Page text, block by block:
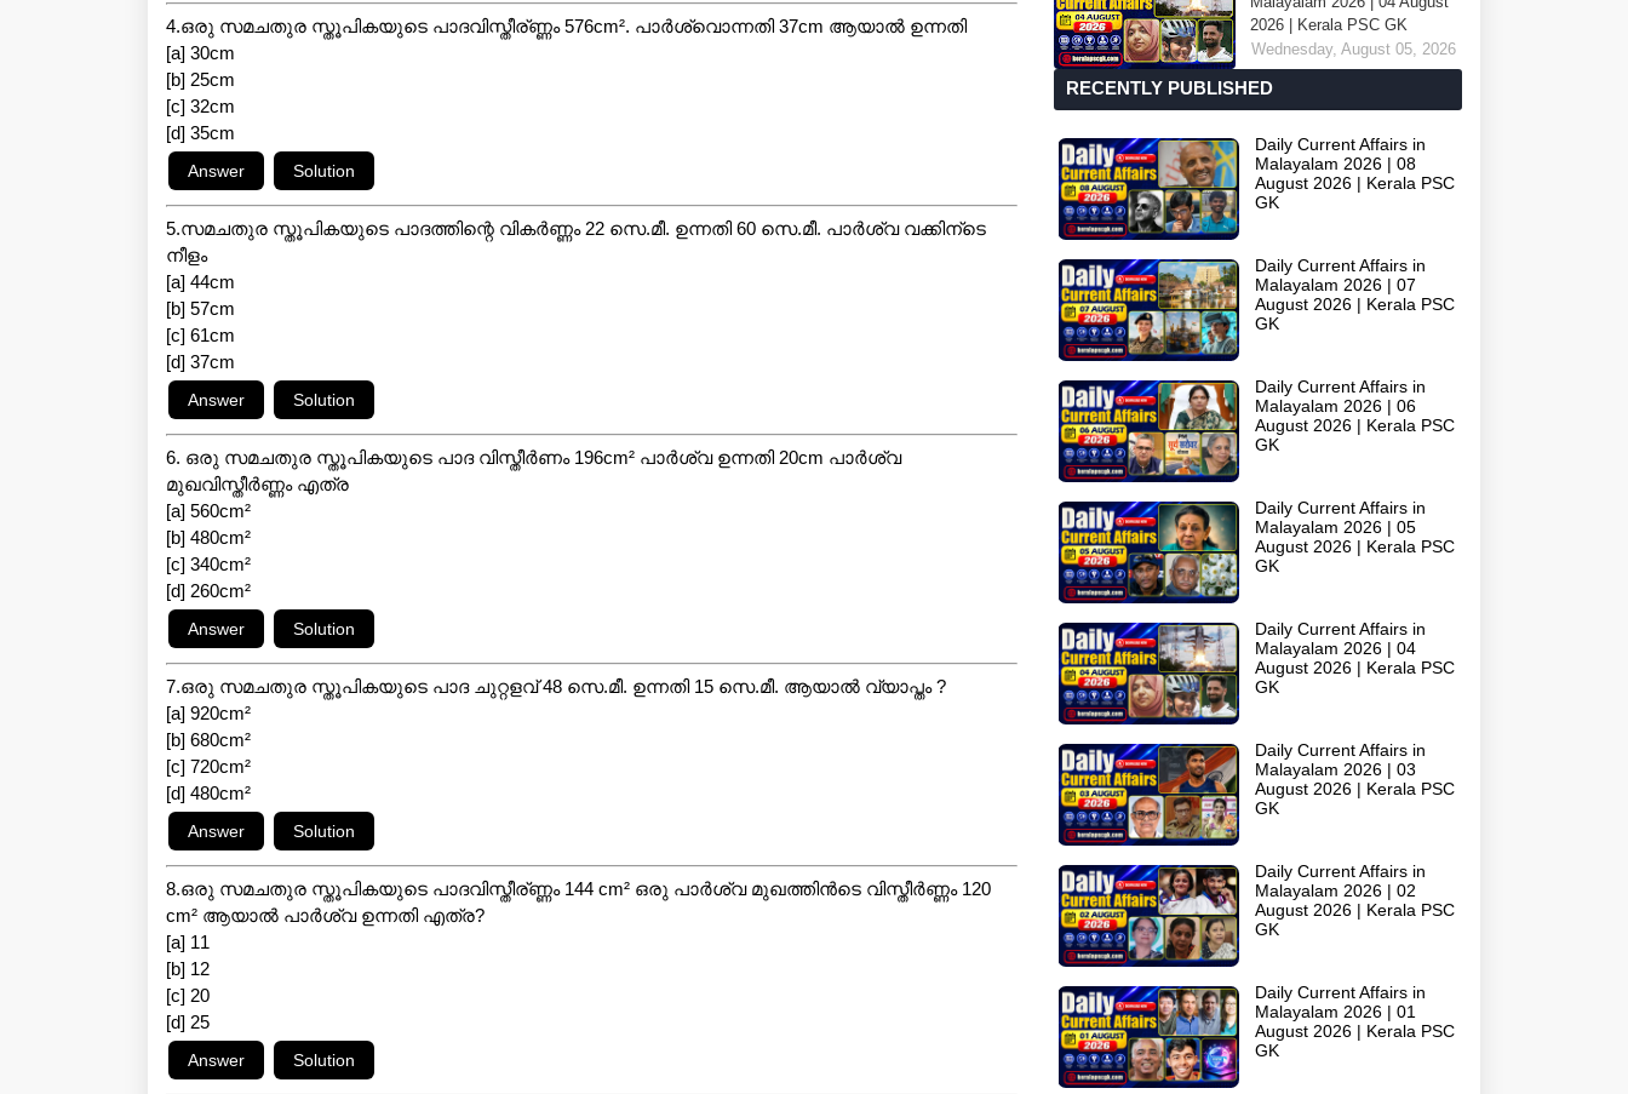
4.ഒരു സമചതുര സ്തൂപികയുടെ പാദവിസ്തീര്ണ്ണം 576cm². പാർശ്വൊന്നതി 37cm ആയാൽ ഉന്നതി
[a] 30cm
[b] 25cm
[c] 32cm
[d] 35cm
5.സമചതുര സ്തൂപികയുടെ പാദത്തിന്റെ വികർണ്ണം 22 സെ.മീ. ഉന്നതി 60 സെ.മീ. പാർശ്വ വക്കിന്ടെ
നീളം
[a] 44cm
[b] 57cm
[c] 61cm
[d] 37cm
6. ഒരു സമചതുര സ്തൂപികയുടെ പാദ വിസ്തീർണം 196cm² പാർശ്വ ഉന്നതി 20cm പാർശ്വ
മുഖവിസ്തീർണ്ണം എത്ര
[a] 560cm²
[b] 480cm²
[c] 340cm²
[d] 260cm²
7.ഒരു സമചതുര സ്തൂപികയുടെ പാദ ചുറ്റളവ് 48 സെ.മീ. ഉന്നതി 15 സെ.മീ. ആയാൽ വ്യാപ്തം ?
[a] 920cm²
[b] 680cm²
[c] 720cm²
[d] 480cm²
8.ഒരു സമചതുര സ്തൂപികയുടെ പാദവിസ്തീര്ണ്ണം 144 cm² ഒരു പാർശ്വ മുഖത്തിൻടെ വിസ്തീർണ്ണം 120
cm² ആയാൽ പാർശ്വ ഉന്നതി എത്ര?
[a] 11
[b] 12
[c] 20
[d] 25
2026 | Kerala PSC GK
Wednesday, August 05, 2026
RECENTLY PUBLISHED
Daily Current Affairs in
Malayalam 2026 | 08
August 2026 | Kerala PSC
GK
Daily Current Affairs in
Malayalam 2026 | 07
August 2026 | Kerala PSC
GK
Daily Current Affairs in
Malayalam 2026 | 06
August 2026 | Kerala PSC
GK
Daily Current Affairs in
Malayalam 2026 | 05
August 2026 | Kerala PSC
GK
Daily Current Affairs in
Malayalam 2026 | 04
August 2026 | Kerala PSC
GK
Daily Current Affairs in
Malayalam 2026 | 03
August 2026 | Kerala PSC
GK
Daily Current Affairs in
Malayalam 2026 | 02
August 2026 | Kerala PSC
GK
Daily Current Affairs in
Malayalam 2026 | 01
August 2026 | Kerala PSC
GK